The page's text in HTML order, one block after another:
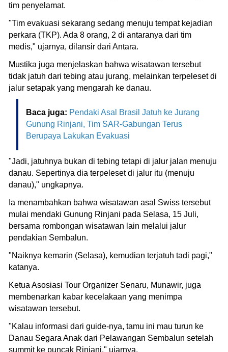
tim penyelamat.
"Tim evakuasi sekarang sedang menuju tempat kejadian
perkara (TKP). Ada 8 orang, 2 di antaranya dari tim
medis," ujarnya, dilansir dari Antara.
Mustika juga menjelaskan bahwa wisatawan tersebut
tidak jatuh dari tebing atau jurang, melainkan terpeleset di
jalur setapak yang mengarah ke danau.
Baca juga: Pendaki Asal Brasil Jatuh ke Jurang
Gunung Rinjani, Tim SAR-Gabungan Terus
Berupaya Lakukan Evakuasi
"Jadi, jatuhnya bukan di tebing tetapi di jalur jalan menuju
danau. Sepertinya dia terpeleset di jalur itu (menuju
danau)," ungkapnya.
Ia menambahkan bahwa wisatawan asal Swiss tersebut
mulai mendaki Gunung Rinjani pada Selasa, 15 Juli,
bersama rombongan wisatawan lain melalui jalur
pendakian Sembalun.
"Naiknya kemarin (Selasa), kemudian terjatuh tadi pagi,"
katanya.
Ketua Asosiasi Tour Organizer Senaru, Munawir, juga
membenarkan kabar kecelakaan yang menimpa
wisatawan tersebut.
"Kalau informasi dari guide-nya, tamu ini mau turun ke
Danau Segara Anak dari Pelawangan Sembalun setelah
summit ke puncak Rinjani," ujarnya.